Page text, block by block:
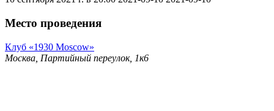
Место проведения
Клуб «1930 Moscow»
Москва, Партийный переулок, 1к6